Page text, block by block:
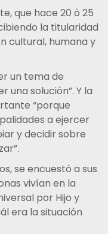
que hace 20 ó 25
la titularidad
cultural, humana y
un tema de
una solución”. Y la
“porque
a ejercer
y decidir sobre
se encuestó a sus
vivían en la
por Hijo y
era la situación